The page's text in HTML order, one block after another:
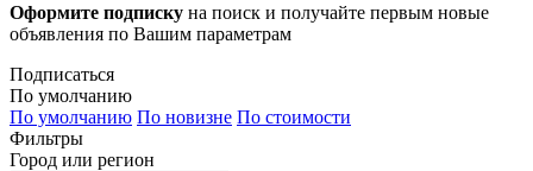
Оформите подписку на поиск и получайте первым новые
объявления по Вашим параметрам
Подписаться
По умолчанию
По умолчанию По новизне По стоимости
Фильтры
Город или регион